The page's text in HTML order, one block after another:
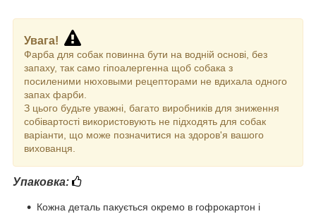
Увага!
Фарба для собак повинна бути на водній основі, без
запаху, так само гіпоалергенна щоб собака з
посиленими нюховыми рецепторами не вдихала одного
запах фарби.
З цього будьте уважні, багато виробників для зниження
собівартості використовують не підходять для собак
варіанти, що може позначитися на здоров'я вашого
вихованця.
Упаковка:
Кожна деталь пакується окремо в гофрокартон і